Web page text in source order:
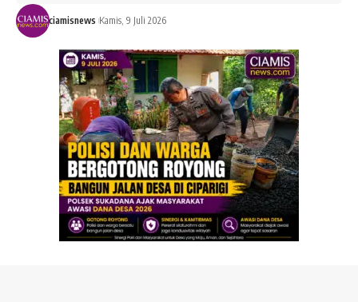
ciamisnews Kamis, 9 Juli 2026